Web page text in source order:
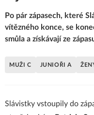
Po pár zápasech, které
vítězného konce, se
smůla a získávají ze
MUŽI C JUNIOŘI A
Slávistky vstoupily do